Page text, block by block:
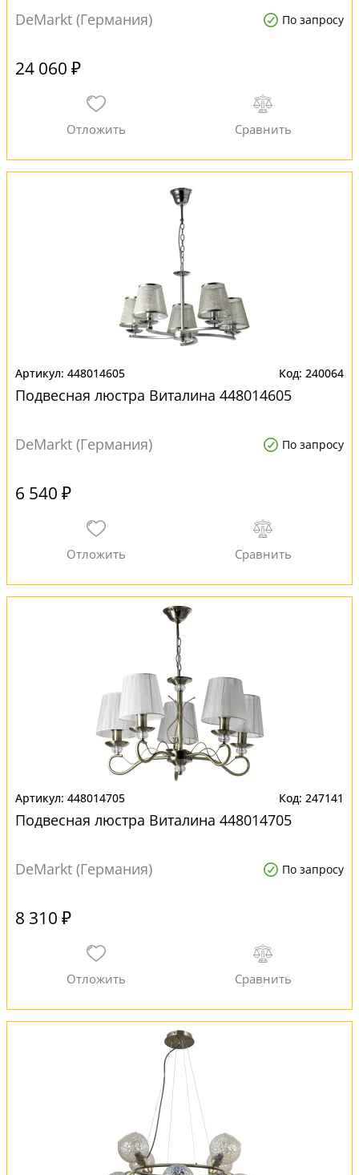
DeMarkt (Германия) По запросу
24 060 ₽
448014605 240064
Подвесная люстра Виталина 448014605
DeMarkt (Германия) По запросу
6 540 ₽
448014705 247141
Подвесная люстра Виталина 448014705
DeMarkt (Германия) По запросу
8 310 ₽